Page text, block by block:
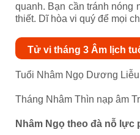
quanh. Bạn cần tránh nóng
thiết. Dĩ hòa vi quý để mọi
Tử vi tháng 3 Âm lịch
Tuổi Nhâm Ngọ Dương
Tháng Nhâm Thìn nạp âm
Nhâm Ngọ theo đà nỗ lực